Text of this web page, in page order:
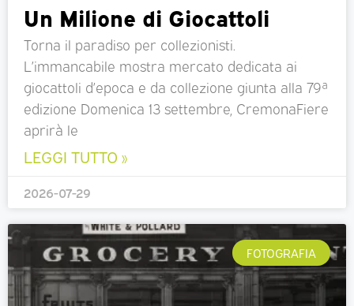
Un Milione di Giocattoli
Torna il paradiso per collezionisti.
L’immancabile mostra mercato dedicata ai
giocattoli d’epoca e da collezione giunta alla 79ª
edizione Domenica 13 settembre, CremonaFiere
aprirà le
LEGGI TUTTO »
2026-07-29
FOTOGRAFIA